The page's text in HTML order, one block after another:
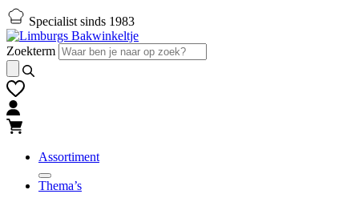
Naar
hoofd-
inhoud
gaan
Naar
footer
gaan
Specialist sinds 1983
Zoekterm
Assortiment
Thema’s